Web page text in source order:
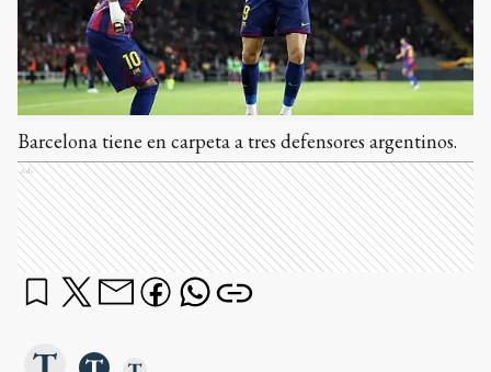
Barcelona tiene en carpeta a tres defensores argentinos.
Ads